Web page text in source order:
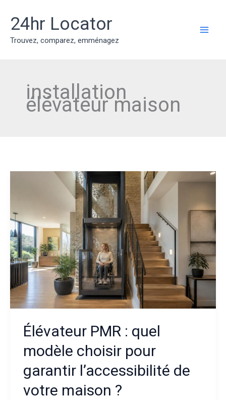
contenu
24hr Locator
Trouvez, comparez, emménagez
installation
élévateur maison
Élévateur PMR : quel
modèle choisir pour
garantir l’accessibilité de
votre maison ?